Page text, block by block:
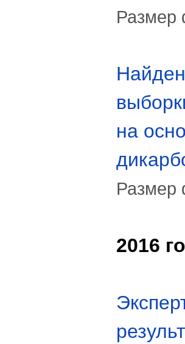
Размер
на
Размер
2016